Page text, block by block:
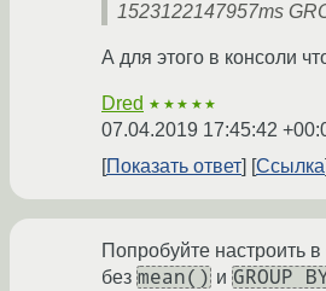
1523122147957ms
А для этого в консоли
Dred ★★★★★
07.04.2019 17:45:42
Показать ответ
Ссылка
Попробуйте настроить
без mean() и GROUP